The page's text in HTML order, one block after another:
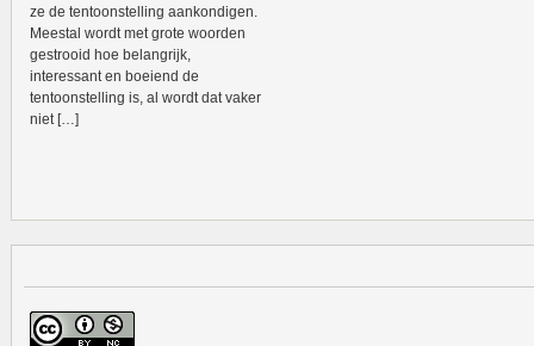
ze de tentoonstelling aankondigen.
Meestal wordt met grote woorden
gestrooid hoe belangrijk,
interessant en boeiend de
tentoonstelling is, al wordt dat vaker
niet […]